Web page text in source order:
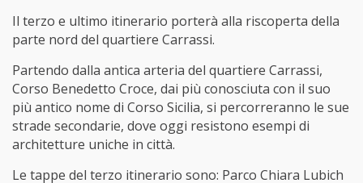
Il terzo e ultimo itinerario porterà alla riscoperta della
parte nord del quartiere Carrassi.
Partendo dalla antica arteria del quartiere Carrassi,
Corso Benedetto Croce, dai più conosciuta con il suo
più antico nome di Corso Sicilia, si percorreranno le sue
strade secondarie, dove oggi resistono esempi di
architetture uniche in città.
Le tappe del terzo itinerario sono: Parco Chiara Lubich